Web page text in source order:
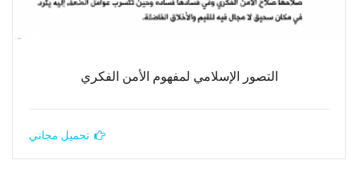
التصور الإسلامي لمفهوم الأمن الفكري
تحميل مجاني